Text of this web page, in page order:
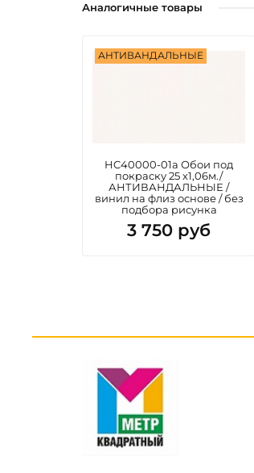
Аналогичные товары
АНТИВАНДАЛЬНЫЕ
HC40000-01a Обои под
покраску 25 х1,06м./
АНТИВАНДАЛЬНЫЕ /
винил на флиз основе / без
подбора рисунка
3 750 руб